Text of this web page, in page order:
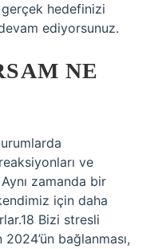
hedefinizi
ediyorsunuz.
NE
ve
zamanda bir
için daha
Bizi stresli
bağlanması,